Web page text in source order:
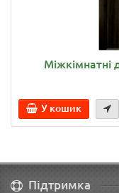
Міжкімнатні
У кошик
Підтримка